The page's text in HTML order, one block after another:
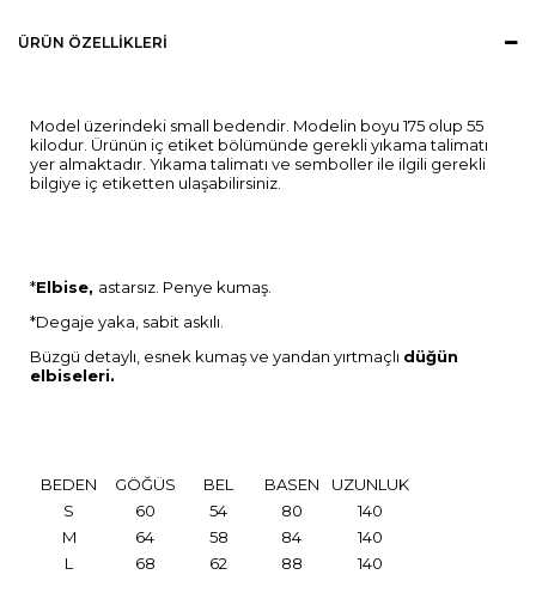
ÜRÜN ÖZELLIKLERI
Model üzerindeki small bedendir. Modelin boyu 175 olup 55
kilodur. Ürünün iç etiket bölümünde gerekli yıkama talimatı
yer almaktadır. Yıkama talimatı ve semboller ile ilgili gerekli
bilgiye iç etiketten ulaşabilirsiniz.
*Elbise, astarsız. Penye kumaş.
*Degaje yaka, sabit askılı.
Büzgü detaylı, esnek kumaş ve yandan yırtmaçlı düğün
elbiseleri.
BEDEN GÖĞÜS BEL BASEN
UZUNLUK
S
60 54 80
140
M
64 58 84
140
L
68 62 88 140